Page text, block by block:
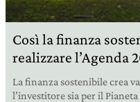
Così la finanza
realizzare l’Agenda
La finanza sostenibile crea
l’investitore sia per il